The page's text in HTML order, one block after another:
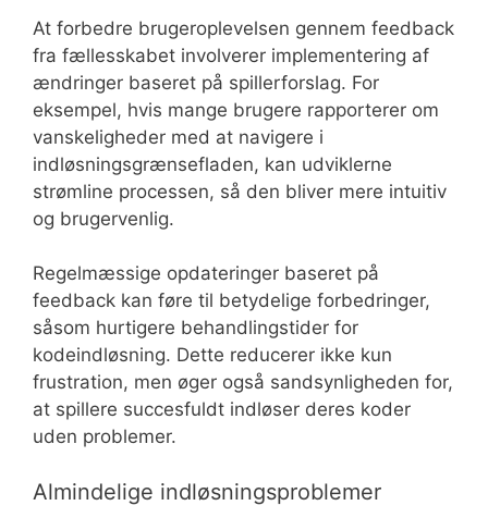
At forbedre brugeroplevelsen gennem feedback
fra fællesskabet involverer implementering af
ændringer baseret på spillerforslag. For
eksempel, hvis mange brugere rapporterer om
vanskeligheder med at navigere i
indløsningsgrænsefladen, kan udviklerne
strømline processen, så den bliver mere intuitiv
og brugervenlig.
Regelmæssige opdateringer baseret på
feedback kan føre til betydelige forbedringer,
såsom hurtigere behandlingstider for
kodeindløsning. Dette reducerer ikke kun
frustration, men øger også sandsynligheden for,
at spillere succesfuldt indløser deres koder
uden problemer.
Almindelige indløsningsproblemer